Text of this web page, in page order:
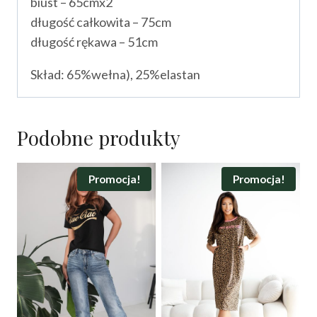
długość całkowita – 75cm
długość rękawa – 51cm
Skład: 65%wełna), 25%elastan
Podobne produkty
Promocja! Promocja!